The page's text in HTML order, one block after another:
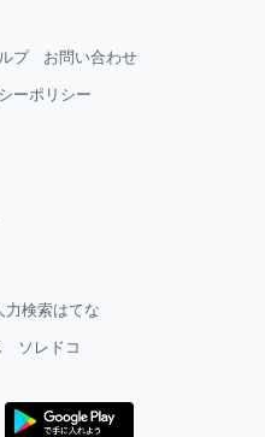
プ お問い合わせ
ーポリシー
力検索はてな
ソレドコ